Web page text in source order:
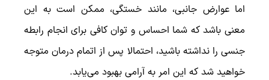
اما عوارض جانبی، مانند خستگی، ممکن است به این
معنی باشد که شما احساس و توان کافی برای انجام رابطه
جنسی را نداشته باشید، احتمالا پس از اتمام درمان متوجه
خواهید شد که این امر به آرامی بهبود می‌یابد.